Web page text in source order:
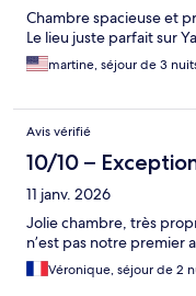
Chambre spacieuse et
Le lieu juste parfait sur
martine, séjour de 3
Avis vérifié
10/10 –
11 janv. 2026
Jolie chambre, très
n’est pas notre premier
Véronique, séjour de 2